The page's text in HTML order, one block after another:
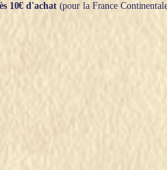
10€ d'achat(pour la France